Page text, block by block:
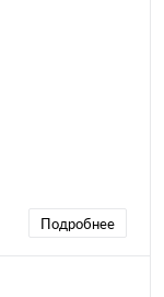
Подробнее